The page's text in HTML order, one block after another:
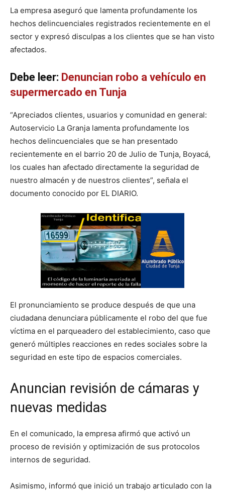
La empresa aseguró que lamenta profundamente los
hechos delincuenciales registrados recientemente en el
sector y expresó disculpas a los clientes que se han visto
afectados.
Debe leer: Denuncian robo a vehículo en
supermercado en Tunja
“Apreciados clientes, usuarios y comunidad en general:
Autoservicio La Granja lamenta profundamente los
hechos delincuenciales que se han presentado
recientemente en el barrio 20 de Julio de Tunja, Boyacá,
los cuales han afectado directamente la seguridad de
nuestro almacén y de nuestros clientes”, señala el
documento conocido por EL DIARIO.
El pronunciamiento se produce después de que una
ciudadana denunciara públicamente el robo del que fue
víctima en el parqueadero del establecimiento, caso que
generó múltiples reacciones en redes sociales sobre la
seguridad en este tipo de espacios comerciales.
Anuncian revisión de cámaras y
nuevas medidas
En el comunicado, la empresa afirmó que activó un
proceso de revisión y optimización de sus protocolos
internos de seguridad.
Asimismo, informó que inició un trabajo articulado con la